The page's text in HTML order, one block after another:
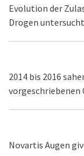
Evolution der
Drogen untersucht
2014 bis 2016
vorgeschriebenen
Novartis Augen